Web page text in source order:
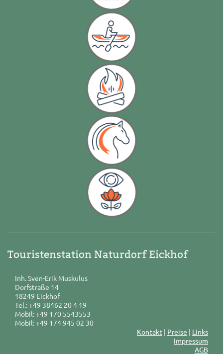
Touristenstation Naturdorf Eickhof
Inh. Sven-Erik Muskulus
Dorfstraße 14
18249 Eickhof
Tel.: +49 38462 20 4 19
Mobil: +49 170 5543553
Mobil: +49 174 945 02 30
Kontakt | Preise | Links
Impressum
AGB